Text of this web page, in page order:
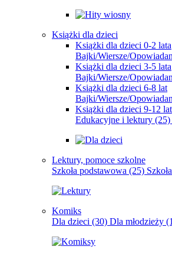
Książki dla dzieci
Książki dla dzieci 0-2 lata
Bajki/Wiersze/
Książki dla dzieci 3-5 lata
Bajki/Wiersze/
Książki dla dzieci 6-8 lat
Bajki/Wiersze/
Książki dla dzieci 9-12 lat
Edukacyjne i lektury (25)
Lektury, pomoce szkolne
Szkoła podstawowa (25)
Komiks
Dla dzieci (30) Dla młodzieży